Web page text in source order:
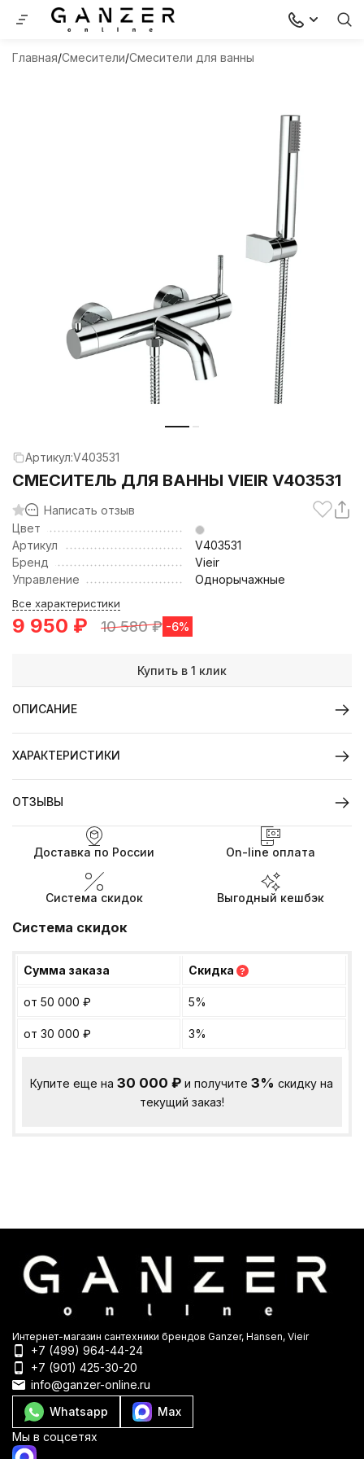
Главная Смесители Смесители для ванны
Артикул:V403531
СМЕСИТЕЛЬ ДЛЯ ВАННЫ VIEIR V403531
Написать отзыв
Цвет
Артикул
V403531
Бренд
Vieir
Управление
Однорычажные
Все характеристики
9 950 ₽ 10 580₽ -6%
Купить в 1 клик
ОПИСАНИЕ
ХАРАКТЕРИСТИКИ
ОТЗЫВЫ
Доставка по России On-line оплата
Система скидок Выгодный кешбэк
Система скидок
Сумма заказа Скидка ?
от 50 000 ₽ 5%
от 30 000 ₽ 3%
Купите еще на30 000₽ и получите3% скидку на
текущий заказ!
Интернет-магазин сантехники брендов Ganzer, Hansen, Vieir
+7 (499) 964-44-24
+7 (901) 425-30-20
info@ganzer-online.ru
Whatsapp
Max
Мы в соцсетях